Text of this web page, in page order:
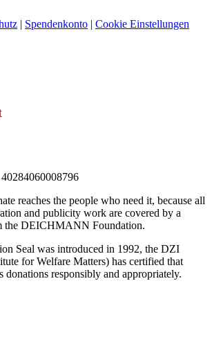
| Spendenkonto | Cookie Einstellungen
reaches the people who need it, because all
and publicity work are covered by a
the DEICHMANN Foundation.
Seal was introduced in 1992, the DZI
for Welfare Matters) has certified that
donations responsibly and appropriately.